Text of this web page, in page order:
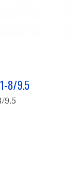
8/9.5
9.5